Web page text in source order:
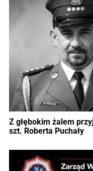
Z głębokim żalem
szt. Roberta Puchały